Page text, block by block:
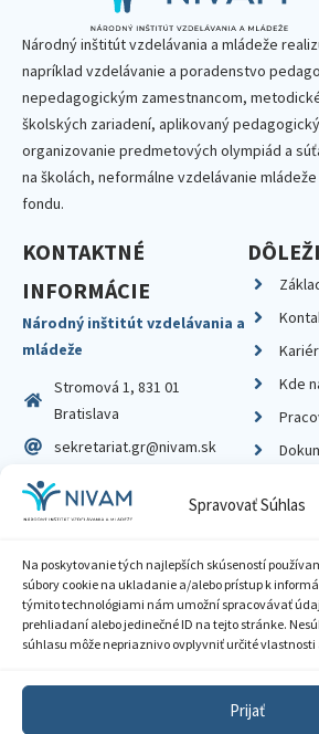
Spravovať Súhlas
Na poskytovanie tých najlepších skúseností
súbory cookie na ukladanie a/alebo prístup k
týmito technológiami nám umožní spracovávať
prehliadaní alebo jedinečné ID na tejto stránke.
súhlasu môže nepriaznivo ovplyvniť určité vlastnosti
Prijať
Národný inštitút vzdelávania a mládeže
napríklad vzdelávanie a poradenstvo
nepedagogickým zamestnancom,
školských zariadení, aplikovaný
organizovanie predmetových olympiád a
na školách, neformálne vzdelávanie
fondu.
KONTAKTNÉ
INFORMÁCIE
Národný inštitút vzdelávania a
mládeže
Stromová 1, 831 01
Bratislava
sekretariat.gr@nivam.sk
IČO: 00164348
DIČ: 2020798714
Kde
Zásady ochrany
Sprístupnenie informácií